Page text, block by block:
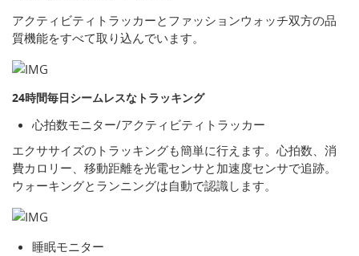
アクティビティトラッカーとファッションウォッチ双方の品
質機能をすべて取り込んでいます。
24時間毎日シームレスなトラッキング
心拍数モニター/アクティビティトラッカー
エクササイズのトラッキングも簡単に行えます。心拍数、消
費カロリー、移動距離を光電センサと加速度センサで追跡。
ウォーキングとランニングは自動で認識します。
睡眠モニター